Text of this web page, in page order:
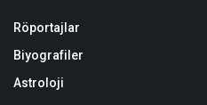
Röportajlar
Biyografiler
Astroloji